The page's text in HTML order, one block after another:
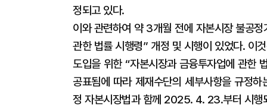
정되고 있다.
이와 관련하여 약 3개월 전에 자본시장 불공
관한 법률 시행령” 개정 및 시행이 있었다. 이
도입을 위한 “자본시장과 금융투자업에 관
공표됨에 따라 제재수단의 세부사항을 규정
정 자본시장법과 함께 2025. 4. 23.부터 시행